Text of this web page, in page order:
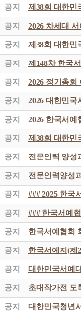
공지 제38회 대한민
공지 2026 차세대
공지 제38회 대한민
공지 제148차 한국
공지 2026 정기총회
공지 2026 대한민국
공지 2026 한국서예
공지 제38회 대한민
공지 전문인력 양성
공지 전문인력양성
공지 ### 2025 한국
공지 ### 한국서예
공지 한국서예협회
공지 한국서예지(제
공지 대한민국서예
공지 초대작가전 도
공지 대한민국청년